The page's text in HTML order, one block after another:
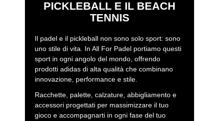
PICKLEBALL E IL BEACH
TENNIS
Il padel e il pickleball non sono solo sport: sono
uno stile di vita. In All For Padel portiamo questi
sport in ogni angolo del mondo, offrendo
prodotti adidas di alta qualità che combinano
innovazione, performance e stile.
Racchette, palette, calzature, abbigliamento e
accessori progettati per massimizzare il tuo
gioco e accompagnarti in ogni fase del tuo